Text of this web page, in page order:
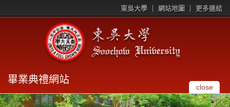
東吳大學 網站地圖 更多連結
畢業典禮網站
close